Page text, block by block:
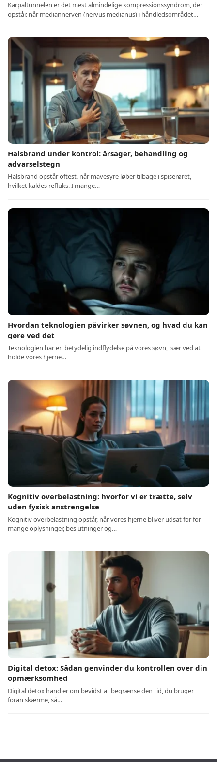
Karpaltunnelen er det mest almindelige kompressionssyndrom, der
opstår, når mediannerven (nervus medianus) i håndledsområdet…
Halsbrand under kontrol: årsager, behandling og
advarselstegn
Halsbrand opstår oftest, når mavesyre løber tilbage i spiserøret,
hvilket kaldes refluks. I mange…
Hvordan teknologien påvirker søvnen, og hvad du kan
gøre ved det
Teknologien har en betydelig indflydelse på vores søvn, især ved at
holde vores hjerne…
Kognitiv overbelastning: hvorfor vi er trætte, selv
uden fysisk anstrengelse
Kognitiv overbelastning opstår, når vores hjerne bliver udsat for for
mange oplysninger, beslutninger og…
Digital detox: Sådan genvinder du kontrollen over din
opmærksomhed
Digital detox handler om bevidst at begrænse den tid, du bruger
foran skærme, så…